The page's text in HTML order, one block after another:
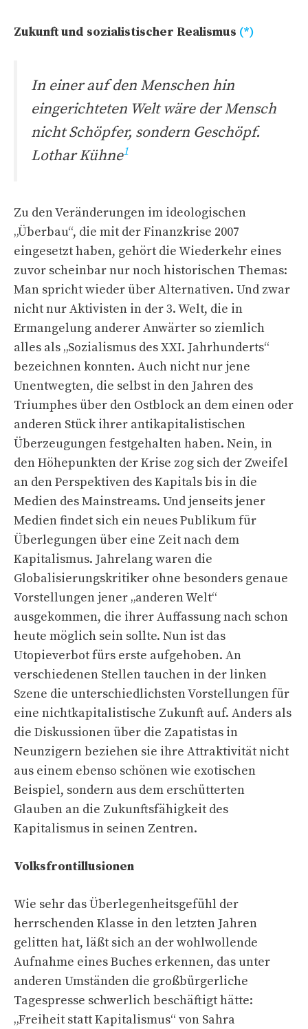
Zukunft und sozialistischer Realismus (*)
In einer auf den Menschen hin
eingerichteten Welt wäre der Mensch
nicht Schöpfer, sondern Geschöpf.
Lothar Kühne1
Zu den Veränderungen im ideologischen
„Überbau“, die mit der Finanzkrise 2007
eingesetzt haben, gehört die Wiederkehr eines
zuvor scheinbar nur noch historischen Themas:
Man spricht wieder über Alternativen. Und zwar
nicht nur Aktivisten in der 3. Welt, die in
Ermangelung anderer Anwärter so ziemlich
alles als „Sozialismus des XXI. Jahrhunderts“
bezeichnen konnten. Auch nicht nur jene
Unentwegten, die selbst in den Jahren des
Triumphes über den Ostblock an dem einen oder
anderen Stück ihrer antikapitalistischen
Überzeugungen festgehalten haben. Nein, in
den Höhepunkten der Krise zog sich der Zweifel
an den Perspektiven des Kapitals bis in die
Medien des Mainstreams. Und jenseits jener
Medien findet sich ein neues Publikum für
Überlegungen über eine Zeit nach dem
Kapitalismus. Jahrelang waren die
Globalisierungskritiker ohne besonders genaue
Vorstellungen jener „anderen Welt“
ausgekommen, die ihrer Auffassung nach schon
heute möglich sein sollte. Nun ist das
Utopieverbot fürs erste aufgehoben. An
verschiedenen Stellen tauchen in der linken
Szene die unterschiedlichsten Vorstellungen für
eine nichtkapitalistische Zukunft auf. Anders als
die Diskussionen über die Zapatistas in
Neunzigern beziehen sie ihre Attraktivität nicht
aus einem ebenso schönen wie exotischen
Beispiel, sondern aus dem erschütterten
Glauben an die Zukunftsfähigkeit des
Kapitalismus in seinen Zentren.
Volksfrontillusionen
Wie sehr das Überlegenheitsgefühl der
herrschenden Klasse in den letzten Jahren
gelitten hat, läßt sich an der wohlwollende
Aufnahme eines Buches erkennen, das unter
anderen Umständen die großbürgerliche
Tagespresse schwerlich beschäftigt hätte:
„Freiheit statt Kapitalismus“ von Sahra